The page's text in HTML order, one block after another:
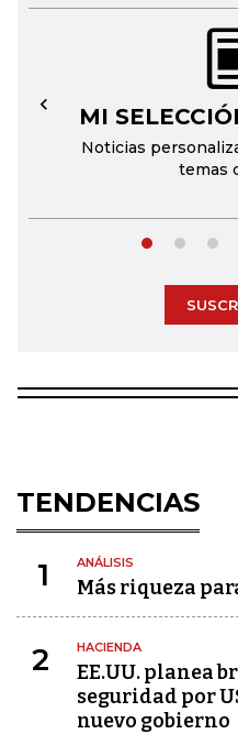
MI
Noticias
temas
←
TENDENCIAS
1 ANÁLISIS
Más riqueza
2 HACIENDA
EE.UU. planea
seguridad por
nuevo gobierno